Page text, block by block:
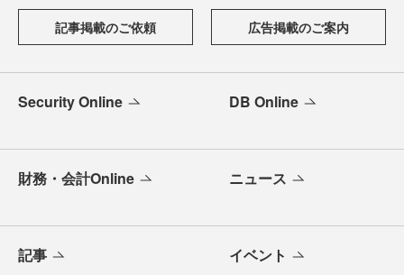
記事掲載のご依頼 広告掲載のご案内
Security Online DB Online
財務・会計Online ニュース
記事 イベント